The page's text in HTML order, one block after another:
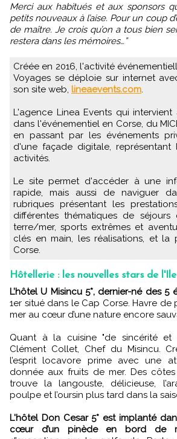
Merci aux habitués et aux sponsors
petits nouveaux à l’aise. Pour un coup
de maître. Je crois qu’on a tous bien
restera dans les mémoires…”
Créée en 2016, l'activité événementielle du groupe Linea
Voyages se déploie sur internet
son site web, lineaevents.com
L'agence Linea Events qui
dans l'événementiel en Corse, du
en passant par les événements
d'une façade digitale, représentant
activités.
Le site permet d'accéder à une
rapide, mais aussi de naviguer
rubriques présentant les
différentes thématiques de séjours
terre/mer, sports extrêmes et
clés en main, les réalisations, et la
Corse.
Hôtellerie : les nouvelles stars de
L’hôtel U Misincu 5*, dernier-né des 5
1er situé dans le Cap Corse. Havre de
mer au cœur d’une nature encore
Quant à la cuisine "de sincérité et
Clément Collet, Chef du Misincu.
l’esprit locavore prime avec une
donnée aux fruits de mer. Des
trouve la langouste, délicieuse,
poulpe et l’oursin plus tard dans la
L'hôtel Don Cesar 5* est implanté
cœur d’un pinède en bord de